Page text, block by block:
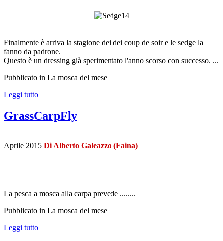
Finalmente è arriva la stagione dei dei coup de soir e le sedge la
fanno da padrone.
Questo è un dressing già sperimentato l'anno scorso con successo. ...
Pubblicato in La mosca del mese
Leggi tutto
GrassCarpFly
Aprile 2015 Di Alberto Galeazzo (Faina)
La pesca a mosca alla carpa prevede ........
Pubblicato in La mosca del mese
Leggi tutto